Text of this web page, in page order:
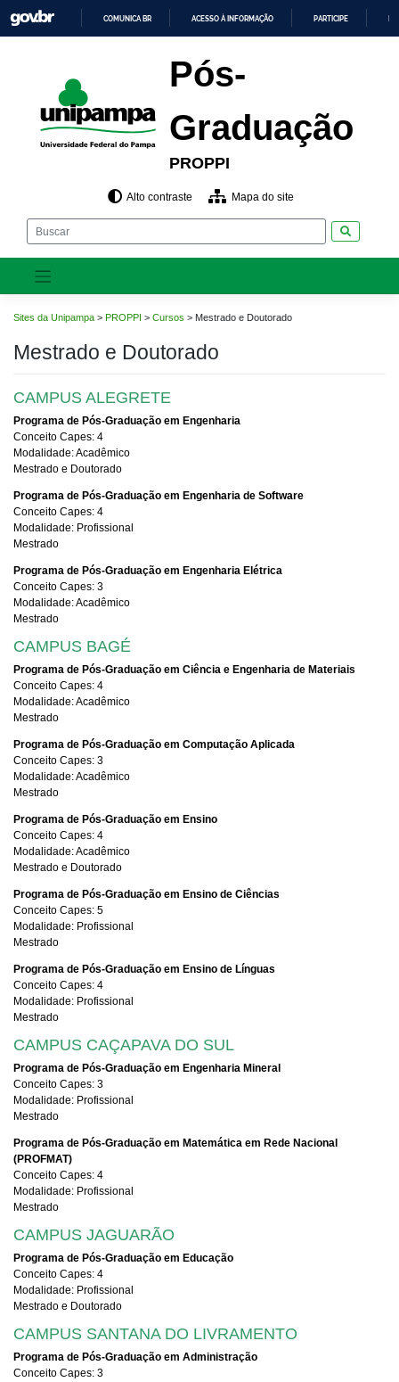
para
o
O
CONTEÚDO
COMUNICA BR ACESSO À INFORMAÇÃO PARTICIPE
Pós-
Graduação
PROPPI
Alto contraste Mapa do site
Sites da Unipampa > PROPPI > Cursos > Mestrado e Doutorado
Mestrado e Doutorado
CAMPUS ALEGRETE
Programa de Pós-Graduação em Engenharia
Conceito Capes: 4
Modalidade: Acadêmico
Mestrado e Doutorado
Programa de Pós-Graduação em Engenharia de Software
Conceito Capes: 4
Modalidade: Profissional
Mestrado
Programa de Pós-Graduação em Engenharia Elétrica
Conceito Capes: 3
Modalidade: Acadêmico
Mestrado
CAMPUS BAGÉ
Programa de Pós-Graduação em Ciência e Engenharia de Materiais
Conceito Capes: 4
Modalidade: Acadêmico
Mestrado
Programa de Pós-Graduação em Computação Aplicada
Conceito Capes: 3
Modalidade: Acadêmico
Mestrado
Programa de Pós-Graduação em Ensino
Conceito Capes: 4
Modalidade: Acadêmico
Mestrado e Doutorado
Programa de Pós-Graduação em Ensino de Ciências
Conceito Capes: 5
Modalidade: Profissional
Mestrado
Programa de Pós-Graduação em Ensino de Línguas
Conceito Capes: 4
Modalidade: Profissional
Mestrado
CAMPUS CAÇAPAVA DO SUL
Programa de Pós-Graduação em Engenharia Mineral
Conceito Capes: 3
Modalidade: Profissional
Mestrado
Programa de Pós-Graduação em Matemática em Rede Nacional
(PROFMAT)
Conceito Capes: 4
Modalidade: Profissional
Mestrado
CAMPUS JAGUARÃO
Programa de Pós-Graduação em Educação
Conceito Capes: 4
Modalidade: Profissional
Mestrado e Doutorado
CAMPUS SANTANA DO LIVRAMENTO
Programa de Pós-Graduação em Administração
Conceito Capes: 3